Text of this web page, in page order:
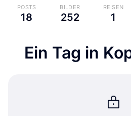
skandinavien
skandinavien
POSTS
18
BILDER
252
REISEN
1
Ein Tag in
skandinavien